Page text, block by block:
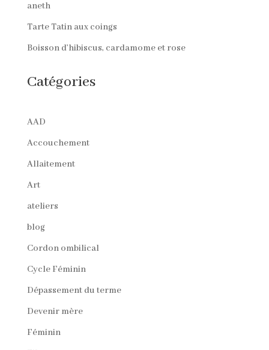
aneth
Tarte Tatin aux coings
Boisson d’hibiscus, cardamome et rose
Catégories
AAD
Accouchement
Allaitement
Art
ateliers
blog
Cordon ombilical
Cycle Féminin
Dépassement du terme
Devenir mère
Féminin